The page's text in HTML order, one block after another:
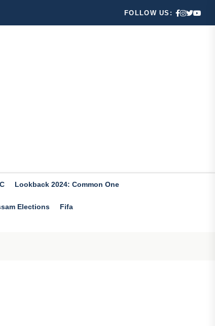
FOLLOW US:
Lookback 2024: Common One
Elections Fifa